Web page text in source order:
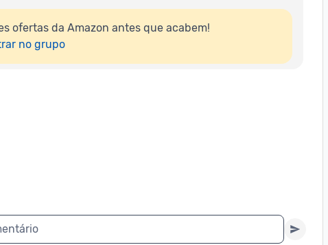
ofertas da Amazon antes que acabem!
no grupo